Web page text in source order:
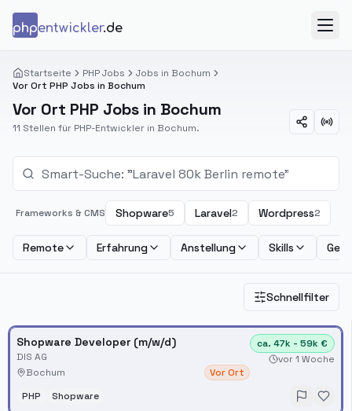
phpentwickler.de
Startseite PHP Jobs
Jobs in Bochum
Vor Ort PHP Jobs in Bochum
Vor Ort PHP Jobs in Bochum
11 Stellen für PHP-Entwickler in Bochum.
Frameworks & CMS Shopware5 Laravel2 Wordpress2
Remote Erfahrung Anstellung Skills
Schnellfilter
Shopware Developer (m/w/d)
DIS AG
Bochum
Vor Ort
ca. 47k - 59k €
vor 1 Woche
PHP Shopware